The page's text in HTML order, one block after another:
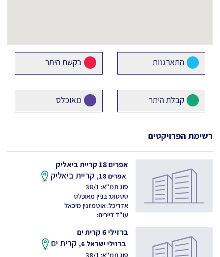
התארגנות בקשת היתר
קבלת היתר מאוכלס
רשימת הפרויקטים
אפרים 18 קריית ביאליק
אפרים 18, קריית ביאליק
סוג תמ"א: 38/1
סטטוס: בניין מאוכלס
אדריכל: אוטמזגין מיכאל
עו"ד דיירים:
ברזילי 6 קרית ים
ברזילי ישראל 6, קרית ים
סוג תמ"א: 38/1